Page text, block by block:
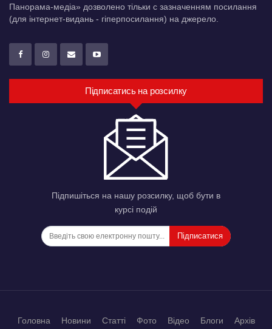
Панорама-медіа» дозволено тільки c зазначенням посилання
(для інтернет-видань - гіперпосилання) на джерело.
Підписатись на розсилку
Підпишіться на нашу розсилку, щоб бути в
курсі подій
Підписатися
Головна Новини Статті Фото Відео Блоги Архів